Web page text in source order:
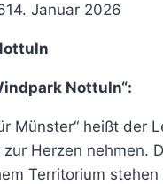
14. Januar 2026
Nottuln“:
Münster“ heißt der
Herzen nehmen.
Territorium